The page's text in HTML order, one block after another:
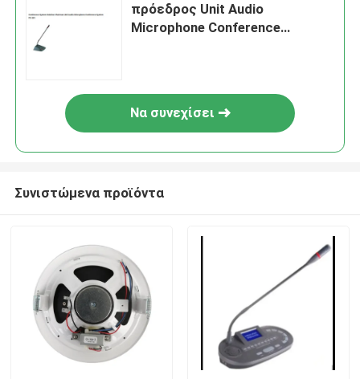
πρόεδρος Unit Audio
Microphone Conference
Να συνεχίσει
Συνιστώμενα προϊόντα